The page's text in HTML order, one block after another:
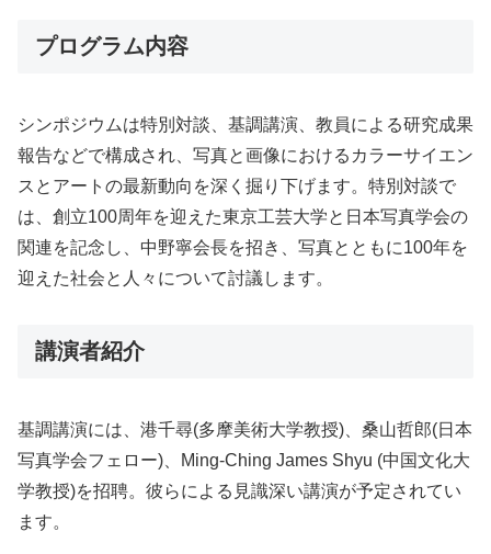
プログラム内容
シンポジウムは特別対談、基調講演、教員による研究成果
報告などで構成され、写真と画像におけるカラーサイエン
スとアートの最新動向を深く掘り下げます。特別対談で
は、創立100周年を迎えた東京工芸大学と日本写真学会の
関連を記念し、中野寧会長を招き、写真とともに100年を
迎えた社会と人々について討議します。
講演者紹介
基調講演には、港千尋(多摩美術大学教授)、桑山哲郎(日本
写真学会フェロー)、Ming-Ching James Shyu (中国文化大
学教授)を招聘。彼らによる見識深い講演が予定されてい
ます。